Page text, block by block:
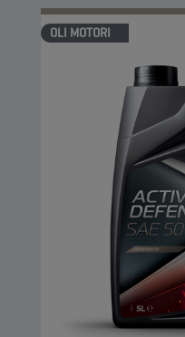
OLI MOTORI